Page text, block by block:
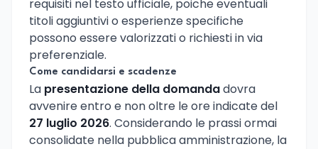
requisiti nel testo ufficiale, poiche eventuali
titoli aggiuntivi o esperienze specifiche
possono essere valorizzati o richiesti in via
preferenziale.
Come candidarsi e scadenze
La presentazione della domandadovra
avvenire entro e non oltre le ore indicate del
27 luglio 2026. Considerando le prassi ormai
consolidate nella pubblica amministrazione, la